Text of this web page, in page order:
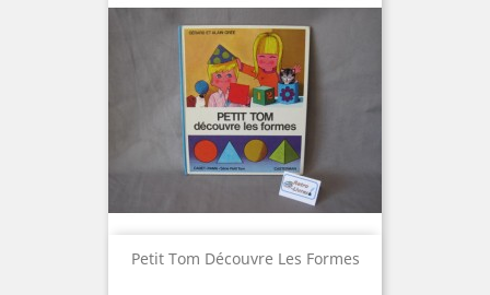
Petit Tom Découvre Les Formes